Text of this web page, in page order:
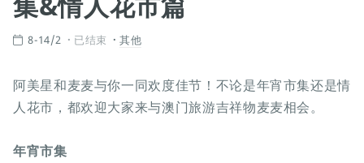
8-14/2 已结束 其他
阿美星和麦麦与你一同欢度佳节！不论是年宵市集还是情
人花市，都欢迎大家来与澳门旅游吉祥物麦麦相会。
年宵市集